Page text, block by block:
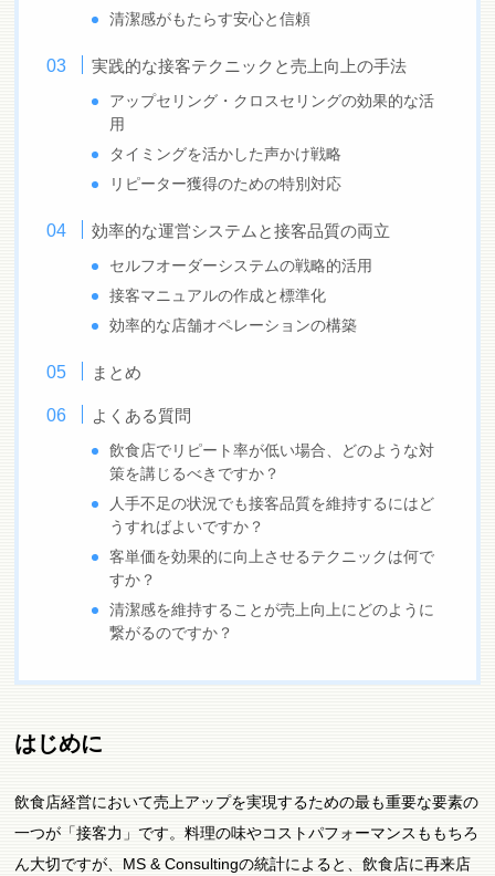
清潔感がもたらす安心と信頼
実践的な接客テクニックと売上向上の手法
アップセリング・クロスセリングの効果的な活
用
タイミングを活かした声かけ戦略
リピーター獲得のための特別対応
効率的な運営システムと接客品質の両立
セルフオーダーシステムの戦略的活用
接客マニュアルの作成と標準化
効率的な店舗オペレーションの構築
まとめ
よくある質問
飲食店でリピート率が低い場合、どのような対
策を講じるべきですか？
人手不足の状況でも接客品質を維持するにはど
うすればよいですか？
客単価を効果的に向上させるテクニックは何で
すか？
清潔感を維持することが売上向上にどのように
繋がるのですか？
はじめに
飲食店経営において売上アップを実現するための最も重要な要素の
一つが「接客力」です。料理の味やコストパフォーマンスももちろ
ん大切ですが、MS & Consultingの統計によると、飲食店に再来店